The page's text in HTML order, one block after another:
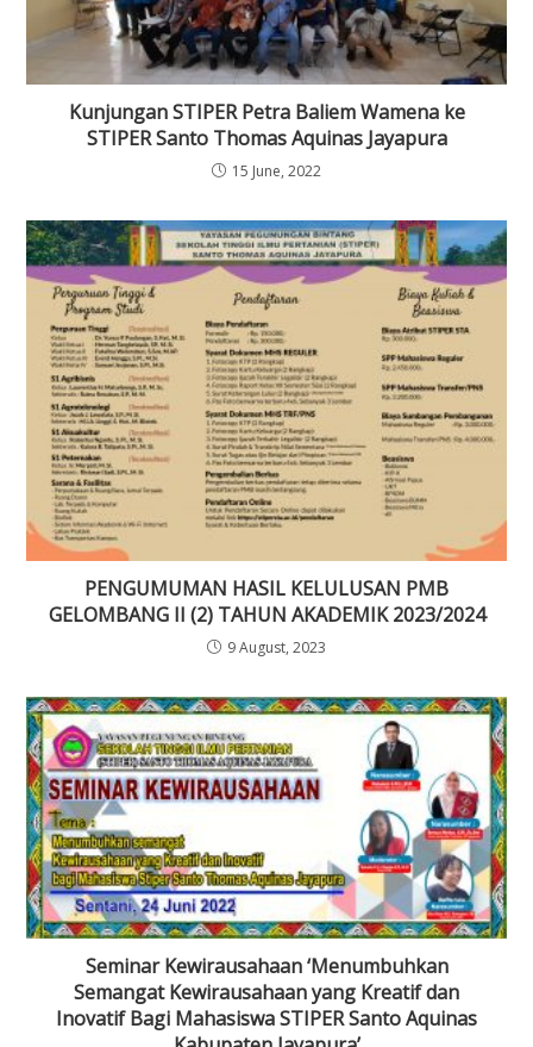
Kunjungan STIPER Petra Baliem Wamena ke
STIPER Santo Thomas Aquinas Jayapura
15 June, 2022
PENGUMUMAN HASIL KELULUSAN PMB
GELOMBANG II (2) TAHUN AKADEMIK 2023/2024
9 August, 2023
Seminar Kewirausahaan ‘Menumbuhkan
Semangat Kewirausahaan yang Kreatif dan
Inovatif Bagi Mahasiswa STIPER Santo Aquinas